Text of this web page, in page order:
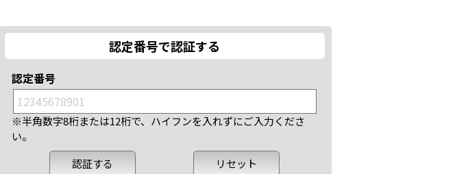
認定番号で認証する
認定番号
※半角数字8桁または12桁で、ハイフンを入れずにご入力くださ
い。